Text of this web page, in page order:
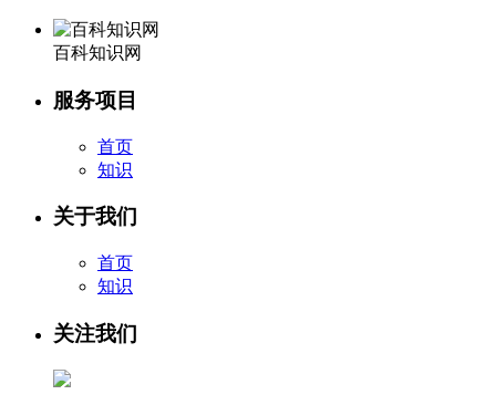
百科知识网
服务项目
首页
知识
关于我们
首页
知识
关注我们